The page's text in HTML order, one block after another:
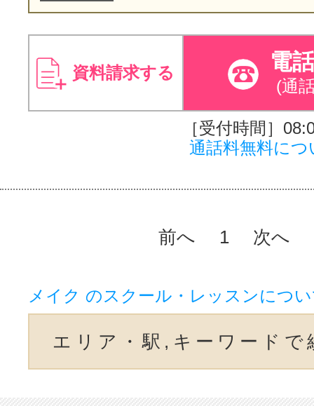
資料請求する 電
(通
［受付時間］
通話料無料につ
前へ 1 次へ
メイク のスクール・レッスンにつ
エリア・駅,キーワードで